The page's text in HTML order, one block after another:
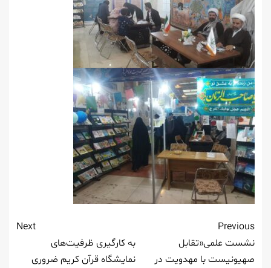
Previous
نشست علمی«تقابل
صهیونیست با مهدویت در
Next
به کارگیری ظرفیت‌های
نمایشگاه قرآن کریم ضروری